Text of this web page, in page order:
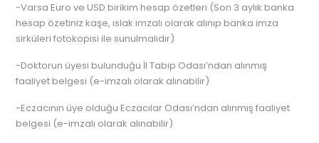
-Varsa Euro ve USD birikim hesap özetleri (Son 3 aylık banka
hesap özetiniz kaşe, ıslak imzalı olarak alınıp banka imza
sirküleri fotokopisi ile sunulmalıdır)
-Doktorun üyesi bulunduğu İl Tabip Odası’ndan alınmış
faaliyet belgesi (e-imzalı olarak alınabilir)
-Eczacının üye olduğu Eczacılar Odası’ndan alınmış faaliyet
belgesi (e-imzalı olarak alınabilir)